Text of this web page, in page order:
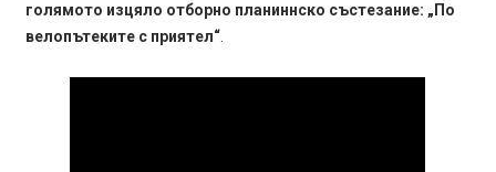
голямото изцяло отборно планиннско състезание: „По
велопътеките с приятел“